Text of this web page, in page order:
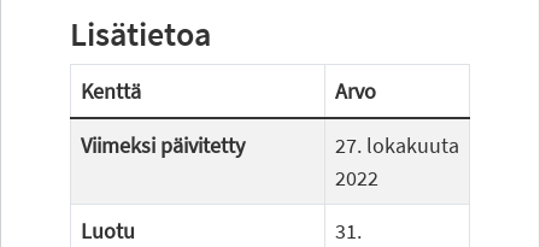
Lisätietoa
Kenttä
Arvo
Viimeksi päivitetty
27. lokakuuta
2022
Luotu
31.